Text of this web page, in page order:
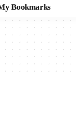
Bookmarks